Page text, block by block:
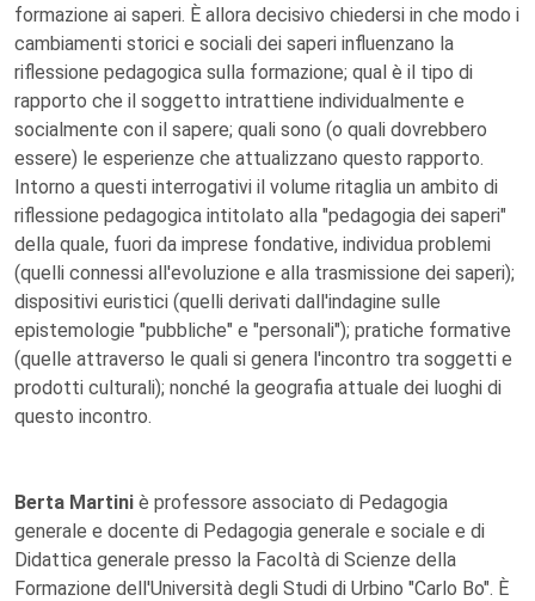
formazione ai saperi. È allora decisivo chiedersi in che modo i
cambiamenti storici e sociali dei saperi influenzano la
riflessione pedagogica sulla formazione; qual è il tipo di
rapporto che il soggetto intrattiene individualmente e
socialmente con il sapere; quali sono (o quali dovrebbero
essere) le esperienze che attualizzano questo rapporto.
Intorno a questi interrogativi il volume ritaglia un ambito di
riflessione pedagogica intitolato alla "pedagogia dei saperi"
della quale, fuori da imprese fondative, individua problemi
(quelli connessi all'evoluzione e alla trasmissione dei saperi);
dispositivi euristici (quelli derivati dall'indagine sulle
epistemologie "pubbliche" e "personali"); pratiche formative
(quelle attraverso le quali si genera l'incontro tra soggetti e
prodotti culturali); nonché la geografia attuale dei luoghi di
questo incontro.
Berta Martini è professore associato di Pedagogia
generale e docente di Pedagogia generale e sociale e di
Didattica generale presso la Facoltà di Scienze della
Formazione dell'Università degli Studi di Urbino "Carlo Bo". È